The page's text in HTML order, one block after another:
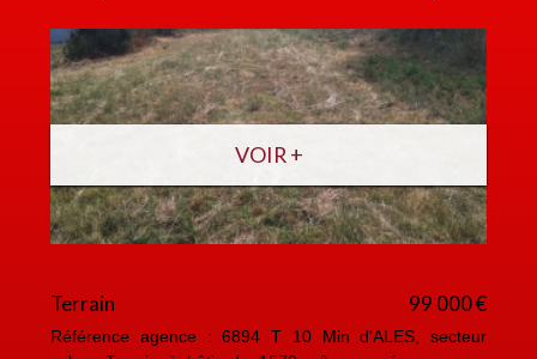
VOIR +
Terrain 99 000 €
Référence agence : 6894 T 10 Min d'ALES, secteur